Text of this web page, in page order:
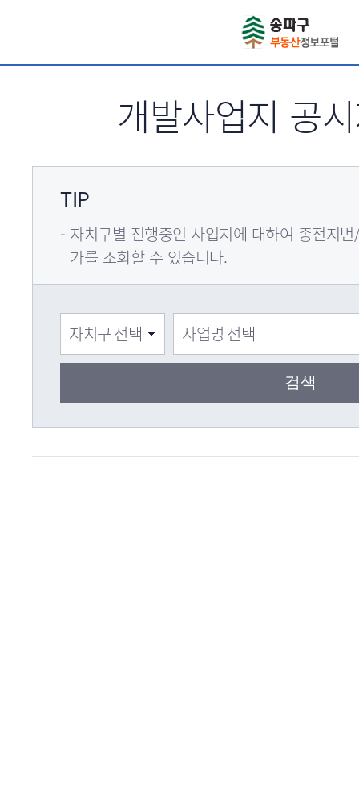
개발사업지 공
TIP
자치구별 진행중인 사업지에 대하여 종전지
가를 조회할 수 있습니다.